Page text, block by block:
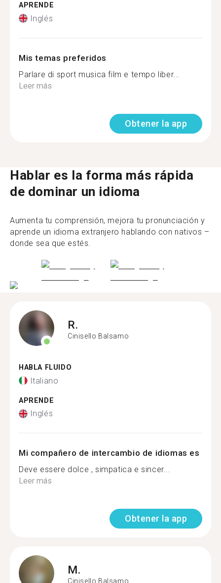
APRENDE
Inglés
Mis temas preferidos
Parlare di sport musica film e tempo liber...
Leer más
Obtener la app
Hablar es la forma más rápida
de dominar un idioma
Aumenta tu comprensión, mejora tu pronunciación y
aprende un idioma extranjero hablando con nativos –
donde sea que estés.
R.
Cinisello Balsamo
HABLA FLUIDO
Italiano
APRENDE
Inglés
Mi compañero de intercambio de idiomas es
Deve essere dolce , simpatica e sincer...
Leer más
Obtener la app
M.
Cinisello Balsamo